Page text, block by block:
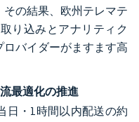
の結果、欧州テレマテ
り込みとアナリティク
バイダーがますます高
最適化の推進
日・1時間以内配送の約